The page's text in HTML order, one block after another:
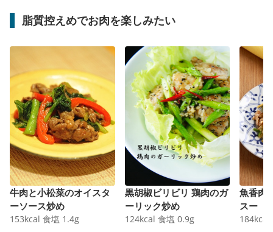
脂質控えめでお肉を楽しみたい
牛肉と小松菜のオイスタ
ーソース炒め
153kcal 食塩 1.4g
黒胡椒ビリビリ 鶏肉のガ
ーリック炒め
124kcal 食塩 0.9g
魚香肉
スー
184kcal